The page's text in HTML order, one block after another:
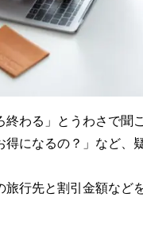
わる」とうわさで聞
になるの？」など、
行先と割引金額など